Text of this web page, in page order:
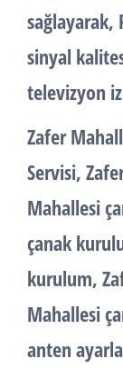
sağlayarak,
sinyal
televizyon
Zafer
Servisi,
Mahallesi
çanak
kurulum,
Mahallesi
anten